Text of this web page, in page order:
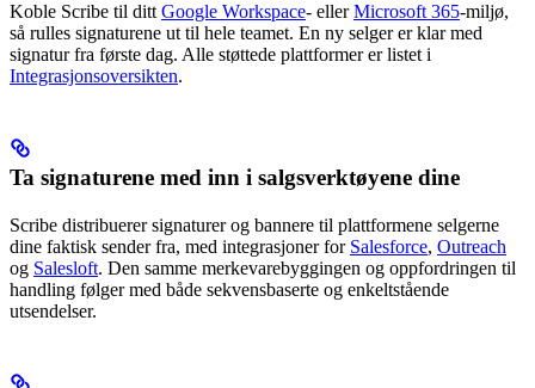
Koble Scribe til ditt Google Workspace- ellerMicrosoft 365-miljø,
så rulles signaturene ut til hele teamet. En ny selger er klar med
signatur fra første dag. Alle støttede plattformer er listet i
Integrasjonsoversikten.
Ta signaturene med inn i salgsverktøyene dine
Scribe distribuerer signaturer og bannere til plattformene selgerne
dine faktisk sender fra, med integrasjoner for Salesforce, Outreach
og Salesloft. Den samme merkevarebyggingen og oppfordringen til
handling følger med både sekvensbaserte og enkeltstående
utsendelser.